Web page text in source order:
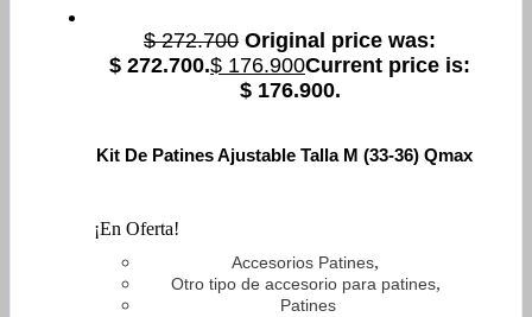
$272.700 Original price was:
$ 272.700.$ 176.900Current price is:
$ 176.900.
Kit De Patines Ajustable Talla M (33-36) Qmax
¡En Oferta!
Accesorios Patines,
Otro tipo de accesorio para patines,
Patines